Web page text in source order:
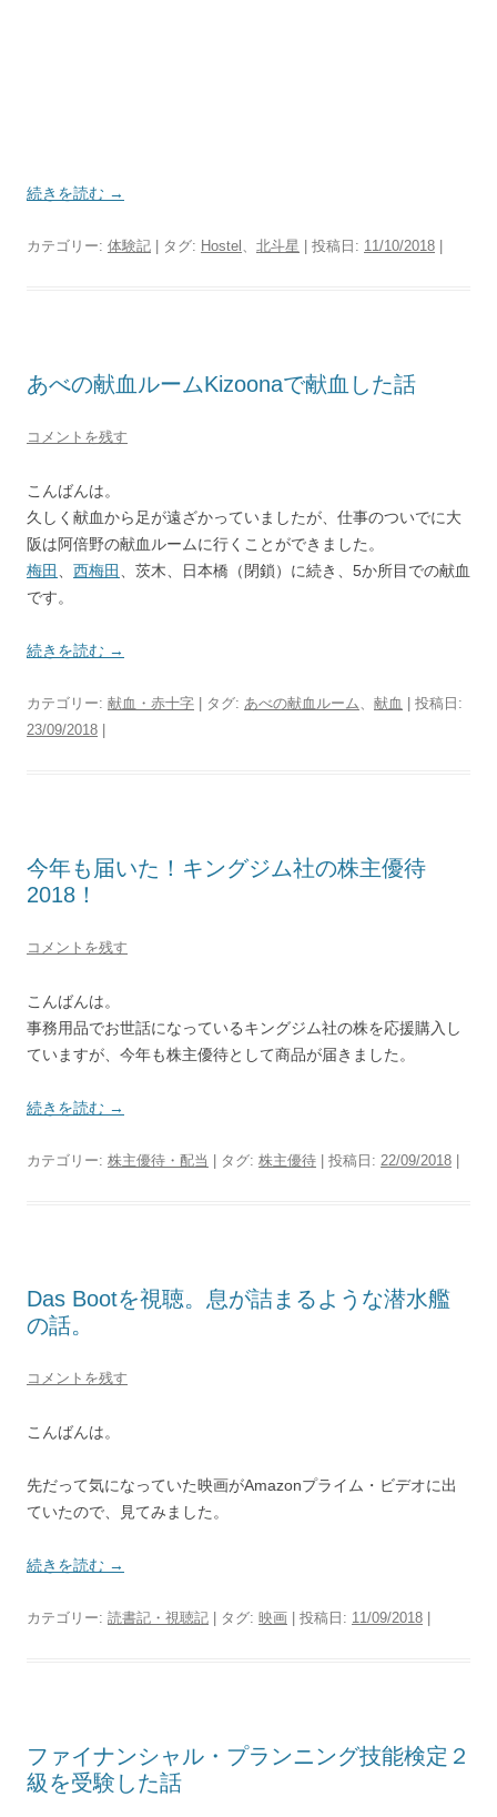
続きを読む →
カテゴリー: 体験記 | タグ: Hostel 、 北斗星 | 投稿日: 11/10/2018
あべの献血ルームKizoonaで献血した話
コメントを残す
こんばんは。
久しく献血から足が遠ざかっていましたが、仕事のついでに大
阪は阿倍野の献血ルームに行くことができました。
梅田
西梅田
、茨木、日本橋（閉鎖）に続き、5か所目での献血
です。
続きを読む →
カテゴリー: 献血・赤十字 | タグ: あべの献血ルーム、 献血
| 投稿日:
23/09/2018
今年も届いた！キングジム社の株主優待
2018！
コメントを残す
こんばんは。
事務用品でお世話になっているキングジム社の株を応援購入し
ていますが、今年も株主優待として商品が届きました。
続きを読む →
カテゴリー: 株主優待・配当 | タグ: 株主優待 | 投稿日: 22/09/2018
Das Bootを視聴。息が詰まるような潜水艦
の話。
コメントを残す
こんばんは。
先だって気になっていた映画がAmazonプライム・ビデオに出
ていたので、見てみました。
続きを読む →
カテゴリー: 読書記・視聴記 | タグ: 映画 | 投稿日: 11/09/2018
ファイナンシャル・プランニング技能検定２
級を受験した話